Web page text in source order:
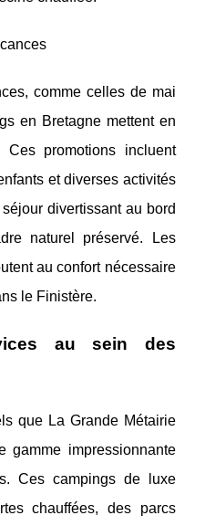
comme celles de mai
en Bretagne mettent en
promotions incluent
et diverses activités
divertissant au bord
naturel préservé. Les
au confort nécessaire
le Finistère.
au sein des
que La Grande Métairie
gamme impressionnante
Ces campings de luxe
chauffées, des parcs